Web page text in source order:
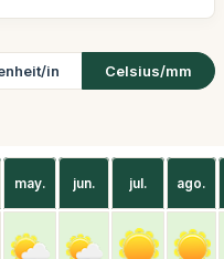
in Celsius/mm
may. jun. jul. ago.